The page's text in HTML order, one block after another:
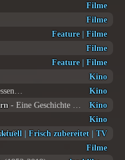
Filme
Filme
Feature| Filme
Filme
Feature| Filme
Kino
Kino
Kino
Kino
| Frisch zubereitet |TV
Filme